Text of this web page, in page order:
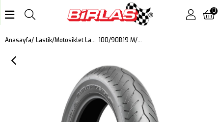
0
Anasayfa Lastik Motosiklet Lastiği 100/90B19 M/C 57H Battlecruıse H50 Harley Davıdson Motosiklet Ön Lastiği (2024)